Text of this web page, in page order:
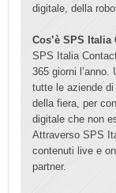
digitale, della
Cos’è SPS Italia
SPS Italia
365 giorni
tutte le aziende
della fiera, per
digitale che non
Attraverso SPS
contenuti live e
partner.